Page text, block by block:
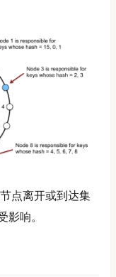
点离开或到达集
响。